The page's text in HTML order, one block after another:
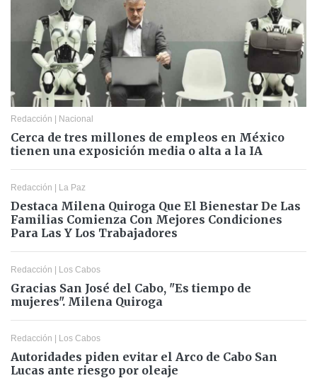
Redacción | Nacional
Cerca de tres millones de empleos en México
tienen una exposición media o alta a la IA
Redacción | La Paz
Destaca Milena Quiroga Que El Bienestar De Las
Familias Comienza Con Mejores Condiciones
Para Las Y Los Trabajadores
Redacción | Los Cabos
Gracias San José del Cabo, "Es tiempo de
mujeres". Milena Quiroga
Redacción | Los Cabos
Autoridades piden evitar el Arco de Cabo San
Lucas ante riesgo por oleaje